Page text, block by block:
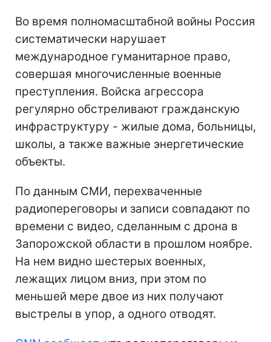
Во время полномасштабной войны Россия
систематически нарушает
международное гуманитарное право,
совершая многочисленные военные
преступления. Войска агрессора
регулярно обстреливают гражданскую
инфраструктуру - жилые дома, больницы,
школы, а также важные энергетические
объекты.
По данным СМИ, перехваченные
радиопереговоры и записи совпадают по
времени с видео, сделанным с дрона в
Запорожской области в прошлом ноябре.
На нем видно шестерых военных,
лежащих лицом вниз, при этом по
меньшей мере двое из них получают
выстрелы в упор, а одного отводят.